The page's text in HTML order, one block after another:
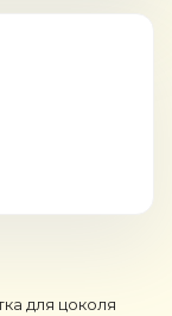
для цоколя